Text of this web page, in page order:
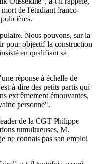
mort de l'étudiant franco-
Nous pouvons, sur la
pour objectif la construction
en qualifiant sa
réponse à échelle de
à-dire des petits partis qui
extrêmement émouvantes,
personne".
de la CGT Philippe
tumultueuses, M.
ne connais pas son emploi